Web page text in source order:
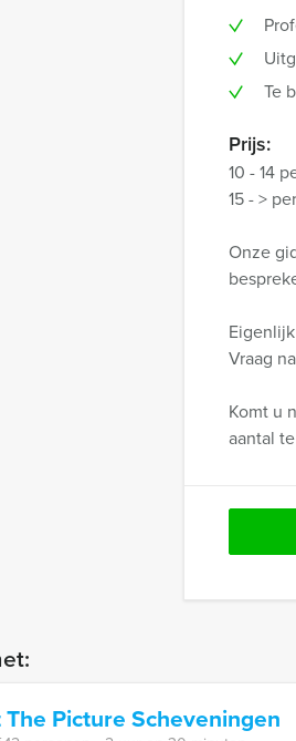
Te
Prijs:
10 - 14
15 - >
Onze
Vraag
Komt u
aantal
The Picture Scheveningen